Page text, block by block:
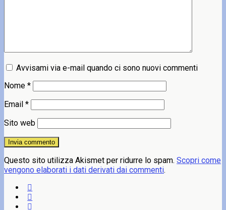
Avvisami via e-mail quando ci sono nuovi commenti
Nome *
Email *
Sito web
Questo sito utilizza Akismet per ridurre lo spam. Scopri come
vengono elaborati i dati derivati dai commenti.